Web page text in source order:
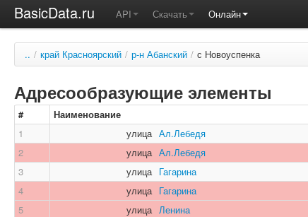
BasicData.ru API Скачать Онлайн
.. / край Красноярский / р-н Абанский / с Новоуспенка
Адресообразующие элементы
# Наименование
1
улица Ал.Лебедя
2
улица Ал.Лебедя
3
улица Гагарина
4
улица Гагарина
5
улица Ленина